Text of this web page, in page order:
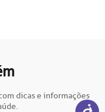
dicas e informações